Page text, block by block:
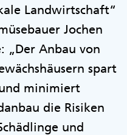
Landwirtschaft“
Jochen
„Der Anbau von
spart
minimiert
die Risiken
und